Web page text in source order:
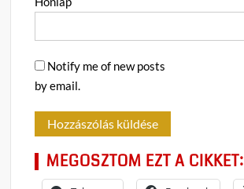
Notify me of new posts
by email.
MEGOSZTOM EZT A CIKKET: